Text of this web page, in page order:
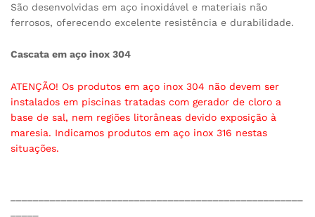
São desenvolvidas em aço inoxidável e materiais não
ferrosos, oferecendo excelente resistência e durabilidade.
Cascata em aço inox 304
ATENÇÃO! Os produtos em aço inox 304 não devem ser
instalados em piscinas tratadas com gerador de cloro a
base de sal, nem regiões litorâneas devido exposição à
maresia. Indicamos produtos em aço inox 316 nestas
situações.